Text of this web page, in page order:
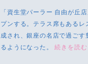
「資生堂パーラー 自由が丘
プンする。テラス席もある
成され、銀座の名店で過ご
るようになった。続きを読